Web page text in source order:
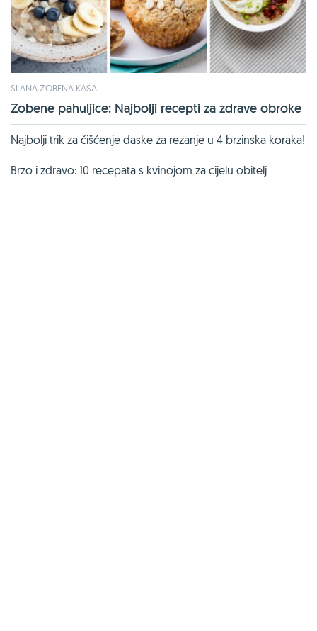
SLANA ZOBENA KAŠA
Zobene pahuljice: Najbolji recepti za zdrave obroke
Najbolji trik za čišćenje daske za rezanje u 4 brzinska koraka!
Brzo i zdravo: 10 recepata s kvinojom za cijelu obitelj